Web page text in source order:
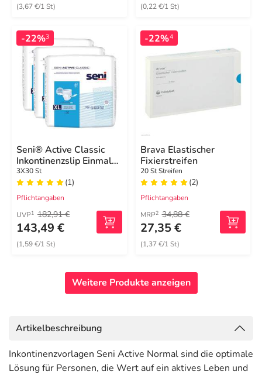
(3,67 €/1 St) (0,22 €/1 St)
-22%3
Seni® Active Classic
Inkontinenzslip Einmal
XL
3X30 St
(1)
Pflichtangaben
UVP1 182,91 €
143,49 €
(1,59 €/1 St)
-22%4
Brava Elastischer
Fixierstreifen
20 St Streifen
(2)
Pflichtangaben
MRP2 34,88 €
27,35 €
(1,37 €/1 St)
Weitere Produkte anzeigen
Artikelbeschreibung
Inkontinenzvorlagen Seni Active Normal sind die optimale
Lösung für Personen, die Wert auf ein aktives Leben und